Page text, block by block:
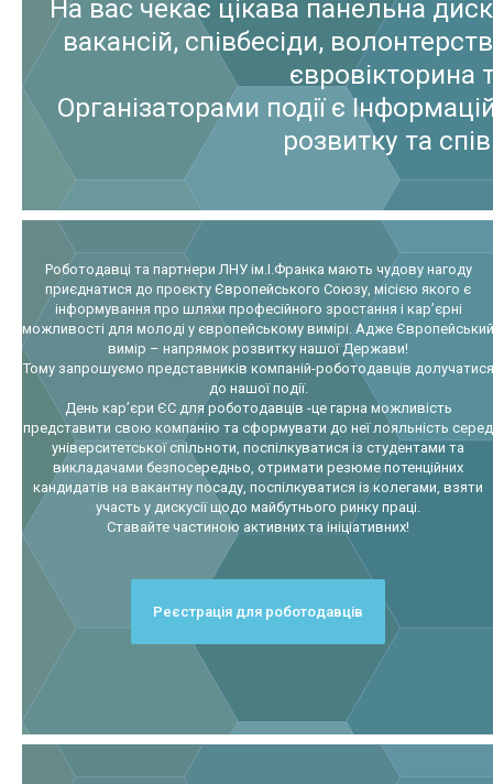
На вас чекає цікава панельна
вакансій, співбесіди,
євровікторина
Організаторами події є
розвитку та
Роботодавці та партнери ЛНУ ім.І.Франка мають чудову нагоду
приєднатися до проєкту Європейського Союзу, місією якого є
інформування про шляхи професійного зростання і кар’єрні
можливості для молоді у європейському вимірі. Адже Європейський
вимір – напрямок розвитку нашої Держави!
Тому запрошуємо представників компаній-роботодавців долучатися
до нашої події.
День кар’єри ЄС для роботодавців -це гарна можливість
представити свою компанію та сформувати до неї лояльність серед
університетської спільноти, поспілкуватися із студентами та
викладачами безпосередньо, отримати резюме потенційних
кандидатів на вакантну посаду, поспілкуватися із колегами, взяти
участь у дискусії щодо майбутнього ринку праці.
Ставайте частиною активних та ініціативних!
Реєстрація для роботодавців